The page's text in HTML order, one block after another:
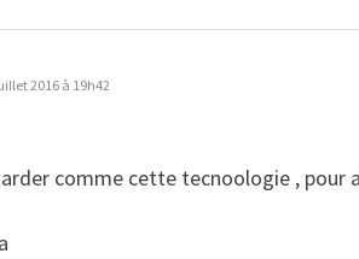
2016 à 19h42
comme cette tecnoologie , pour